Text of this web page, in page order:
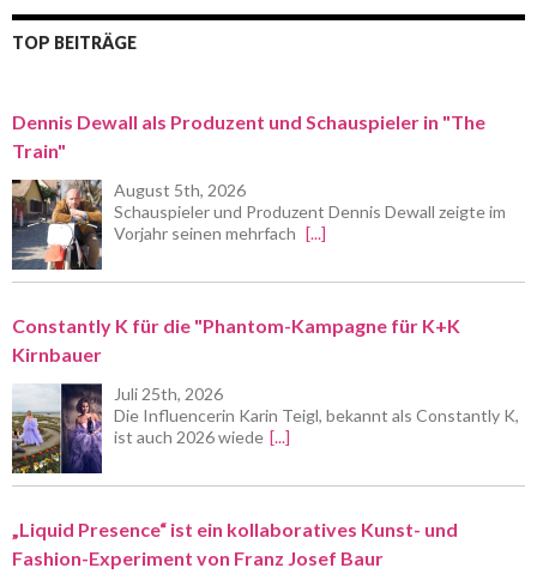
TOP BEITRÄGE
Dennis Dewall als Produzent und Schauspieler in "The
Train"
August 5th, 2026
Schauspieler und Produzent Dennis Dewall zeigte im
Vorjahr seinen mehrfach [...]
Constantly K für die "Phantom-Kampagne für K+K
Kirnbauer
Juli 25th, 2026
Die Influencerin Karin Teigl, bekannt als Constantly K,
ist auch 2026 wiede [...]
„Liquid Presence“ ist ein kollaboratives Kunst- und
Fashion-Experiment von Franz Josef Baur